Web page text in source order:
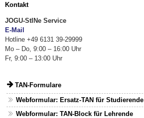
Kontakt
JOGU-StINe Service
E-Mail
Hotline +49 6131 39-29999
Mo – Do, 9:00 – 16:00 Uhr
Fr, 9:00 – 13:00 Uhr
TAN-Formulare
Webformular: Ersatz-TAN für Studierende
Webformular: TAN-Block für Lehrende